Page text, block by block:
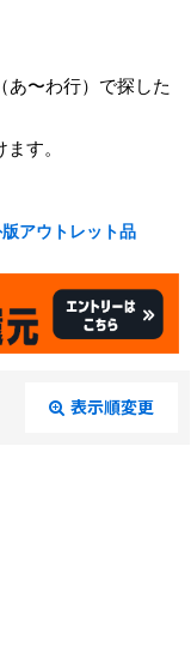
あ〜わ行）で探した
す。
アウトレット品
表示順変更